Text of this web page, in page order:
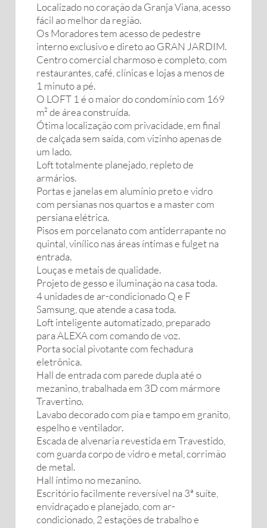
Localizado no coração da Granja Viana, acesso
fácil ao melhor da região.
Os Moradores tem acesso de pedestre
interno exclusivo e direto ao GRAN JARDIM.
Centro comercial charmoso e completo, com
restaurantes, café, clínicas e lojas a menos de
1 minuto a pé.
O LOFT 1 é o maior do condomínio com 169
m² de área construída.
Ótima localização com privacidade, em final
de calçada sem saída, com vizinho apenas de
um lado.
Loft totalmente planejado, repleto de
armários.
Portas e janelas em alumínio preto e vidro
com persianas nos quartos e a master com
persiana elétrica.
Pisos em porcelanato com antiderrapante no
quintal, vinílico nas áreas íntimas e fulget na
entrada.
Louças e metais de qualidade.
Projeto de gesso e iluminação na casa toda.
4 unidades de ar-condicionado Q e F
Samsung, que atende a casa toda.
Loft inteligente automatizado, preparado
para ALEXA com comando de voz.
Porta social pivotante com fechadura
eletrônica.
Hall de entrada com parede dupla até o
mezanino, trabalhada em 3D com mármore
Travertino.
Lavabo decorado com pia e tampo em granito,
espelho e ventilador.
Escada de alvenaria revestida em Travestido,
com guarda corpo de vidro e metal, corrimão
de metal.
Hall íntimo no mezanino.
Escritório facilmente reversível na 3ª suíte,
envidraçado e planejado, com ar-
condicionado, 2 estações de trabalho e